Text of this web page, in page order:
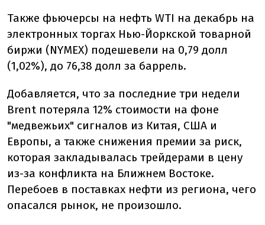
Также фьючерсы на нефть WTI на декабрь на
электронных торгах Нью-Йоркской товарной
биржи (NYMEX) подешевели на 0,79 долл
(1,02%), до 76,38 долл за баррель.
Добавляется, что за последние три недели
Brent потеряла 12% стоимости на фоне
"медвежьих" сигналов из Китая, США и
Европы, а также снижения премии за риск,
которая закладывалась трейдерами в цену
из-за конфликта на Ближнем Востоке.
Перебоев в поставках нефти из региона, чего
опасался рынок, не произошло.